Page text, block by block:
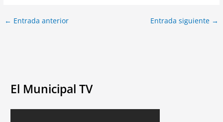
← Entrada anterior Entrada siguiente →
El Municipal TV